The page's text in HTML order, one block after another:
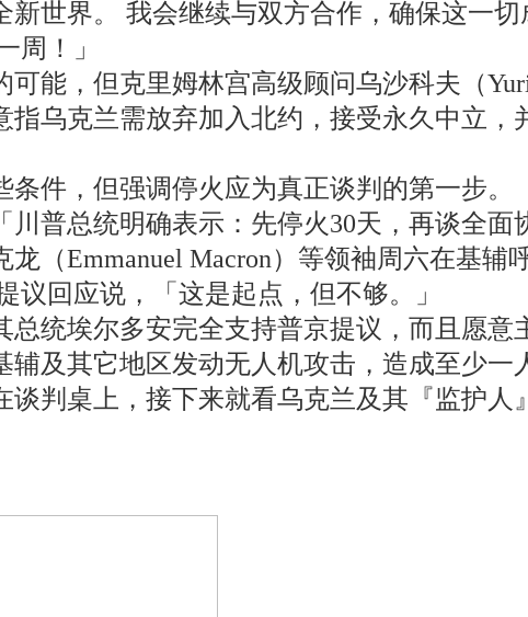
新世界。 我会继续与双方合作，确保这一
周！」
能，但克里姆林宫高级顾问乌沙科夫（
指乌克兰需放弃加入北约，接受永久中立
件，但强调停火应为真正谈判的第一步。
普总统明确表示：先停火30天，再谈全面
（Emmanuel Macron）等领袖周六在基
议回应说，「这是起点，但不够。」
统埃尔多安完全支持普京提议，而且愿意
辅及其它地区发动无人机攻击，造成至少
判桌上，接下来就看乌克兰及其『监护人